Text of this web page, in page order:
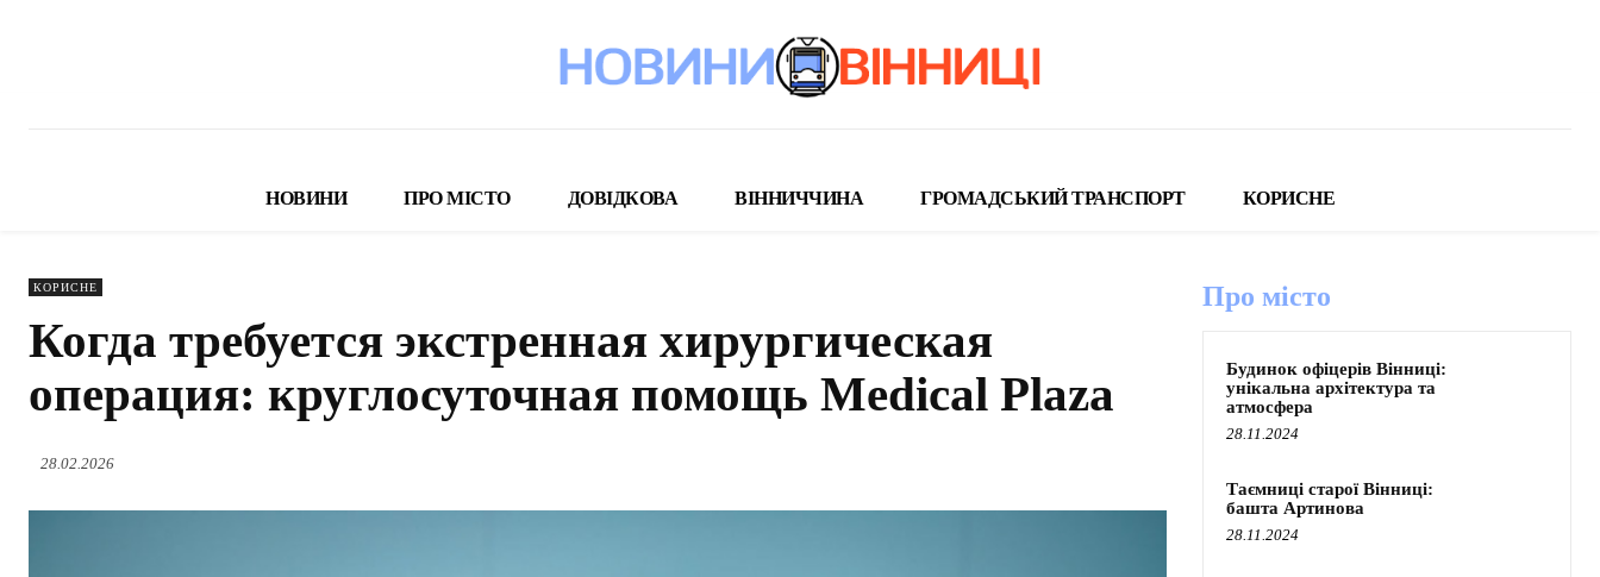
НОВИНИ ПРО МІСТО ДОВІДКОВА ВІННИЧЧИНА ГРОМАДСЬКИЙ ТРАНСПОРТ КОРИСНЕ
КОРИСНЕ
Когда требуется экстренная хирургическая
операция: круглосуточная помощь Medical Plaza
28.02.2026
Про місто
Будинок офіцерів Вінниці:
унікальна архітектура та
атмосфера
28.11.2024
Таємниці старої Вінниці:
башта Артинова
28.11.2024